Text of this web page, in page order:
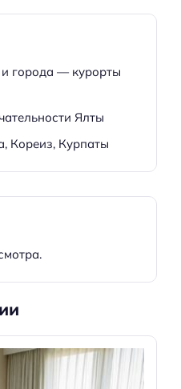
города — курорты
Ялты
Кореиз, Курпаты